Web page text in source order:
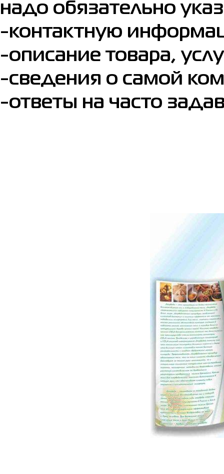
надо обязательно
-контактную
-описание товара,
-сведения о самой
-ответы на часто